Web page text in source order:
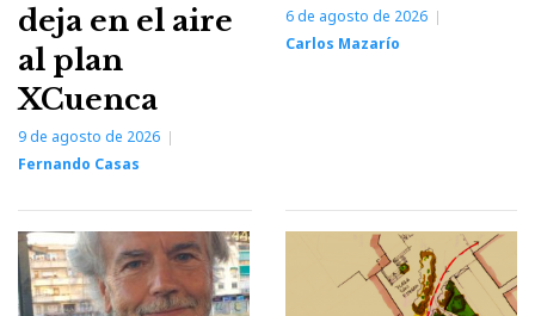
deja en el aire
al plan
XCuenca
9 de agosto de 2026
Fernando Casas
6 de agosto de 2026
Carlos Mazarío